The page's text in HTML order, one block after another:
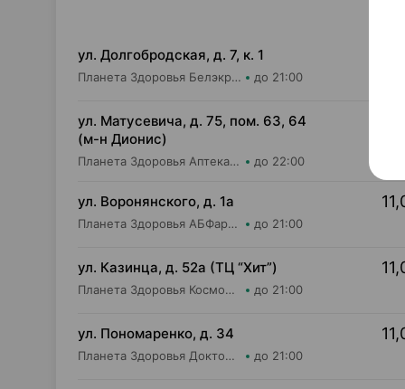
ул. Долгобродская, д. 7, к. 1
Планета Здоровья Белэкрос ОДО Аптека №1 до 21:00
ул. Матусевича, д. 75, пом. 63, 64
(м-н Дионис)
Планета Здоровья Аптека №28 ООО Аптека №4 до 22:00
ул. Воронянского, д. 1а
Планета Здоровья АБФармация ИООО Аптека №15 до 21:00
ул. Казинца, д. 52а (ТЦ “Хит”)
Планета Здоровья КосмоФарма ООО Аптека №17 до 21:00
ул. Пономаренко, д. 34
Планета Здоровья Доктор Время ООО Аптека №53 до 21:00